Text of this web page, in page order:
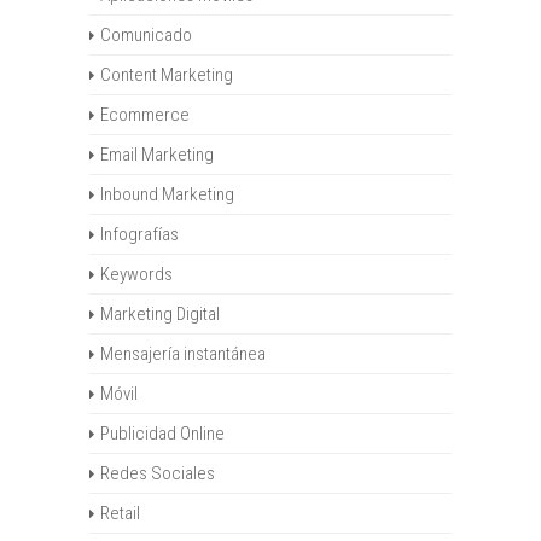
Comunicado
Content Marketing
Ecommerce
Email Marketing
Inbound Marketing
Infografías
Keywords
Marketing Digital
Mensajería instantánea
Móvil
Publicidad Online
Redes Sociales
Retail